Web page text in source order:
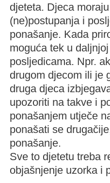
djeteta. Djeca
(ne)postupanja i
ponašanje. Kada
moguća tek u
posljedicama. Npr.
drugom djecom ili je
druga djeca
upozoriti na takve i
ponašanjem utječe
ponašati se
ponašanje.
Sve to djetetu treba
objašnjenje uzorka i